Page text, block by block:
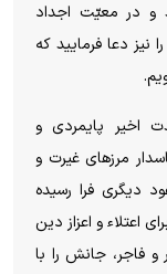
و در معیّت اجداد
نیز دعا فرمایید که
اخیر پایمردی و
مرز‌های غیرت و
دیگری فرا رسیده
اعتلاء و اعزاز دین
و فاجر، جانش را با